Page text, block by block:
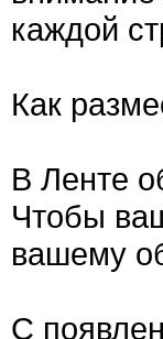
каждой
Как
В Ленте
Чтобы
вашему
С